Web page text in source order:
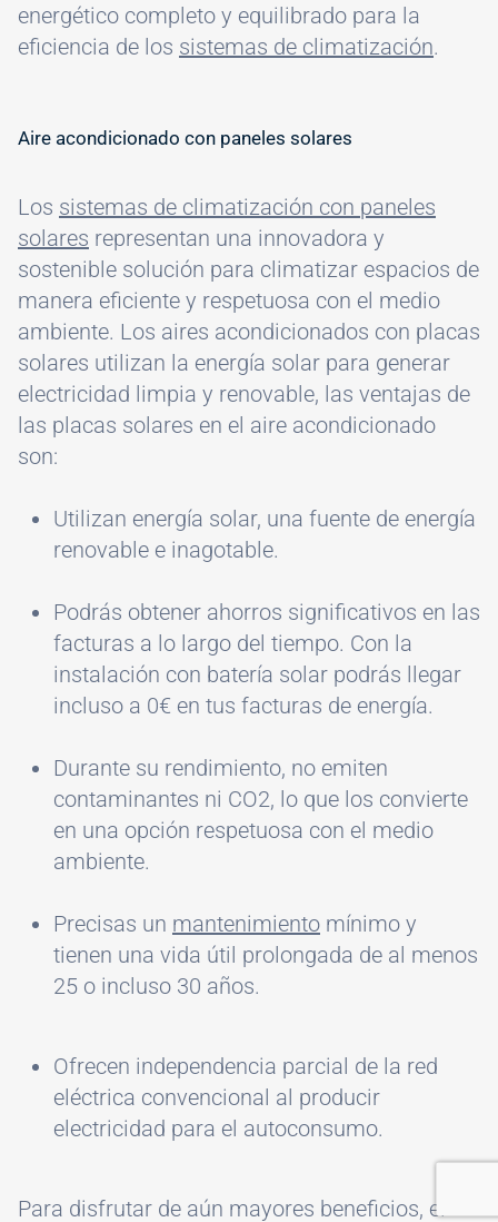
energético completo y equilibrado para la
eficiencia de los sistemas de climatización.
Aire acondicionado con paneles solares
Los sistemas de climatización con paneles
solares representan una innovadora y
sostenible solución para climatizar espacios de
manera eficiente y respetuosa con el medio
ambiente. Los aires acondicionados con placas
solares utilizan la energía solar para generar
electricidad limpia y renovable, las ventajas de
las placas solares en el aire acondicionado
son:
Utilizan energía solar, una fuente de energía
renovable e inagotable.
Podrás obtener ahorros significativos en las
facturas a lo largo del tiempo. Con la
instalación con batería solar podrás llegar
incluso a 0€ en tus facturas de energía.
Durante su rendimiento, no emiten
contaminantes ni CO2, lo que los convierte
en una opción respetuosa con el medio
ambiente.
Precisas un mantenimiento mínimo y
tienen una vida útil prolongada de al menos
25 o incluso 30 años.
Ofrecen independencia parcial de la red
eléctrica convencional al producir
electricidad para el autoconsumo.
Para disfrutar de aún mayores beneficios, el